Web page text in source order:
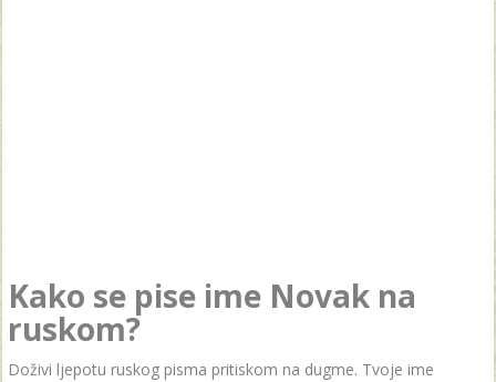
Kako se pise ime Novak na
ruskom?
Doživi ljepotu ruskog pisma pritiskom na dugme. Tvoje ime